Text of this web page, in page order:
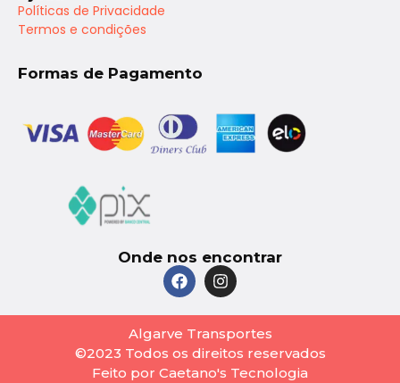
Políticas de Privacidade
Termos e condições
Formas de Pagamento
Onde nos encontrar
Algarve Transportes
©2023 Todos os direitos reservados
Feito por Caetano's Tecnologia